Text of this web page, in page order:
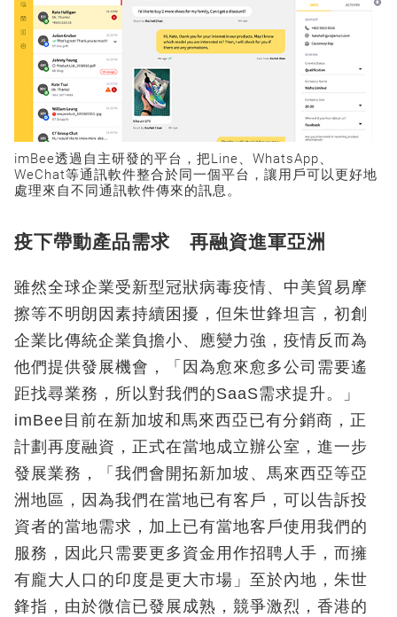
imBee透過自主研發的平台，把Line、WhatsApp、
WeChat等通訊軟件整合於同一個平台，讓用戶可以更好地
處理來自不同通訊軟件傳來的訊息。
疫下帶動產品需求 再融資進軍亞洲
雖然全球企業受新型冠狀病毒疫情、中美貿易摩
擦等不明朗因素持續困擾，但朱世鋒坦言，初創
企業比傳統企業負擔小、應變力強，疫情反而為
他們提供發展機會，「因為愈來愈多公司需要遙
距找尋業務，所以對我們的SaaS需求提升。」
imBee目前在新加坡和馬來西亞已有分銷商，正
計劃再度融資，正式在當地成立辦公室，進一步
發展業務，「我們會開拓新加坡、馬來西亞等亞
洲地區，因為我們在當地已有客戶，可以告訴投
資者的當地需求，加上已有當地客戶使用我們的
服務，因此只需要更多資金用作招聘人手，而擁
有龐大人口的印度是更大市場」至於內地，朱世
鋒指，由於微信已發展成熟，競爭激烈，香港的